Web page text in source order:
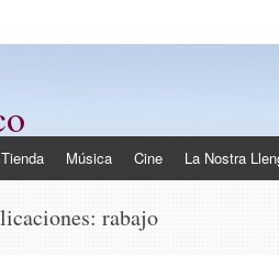
Tienda Música Cine La Nostra
rabajo